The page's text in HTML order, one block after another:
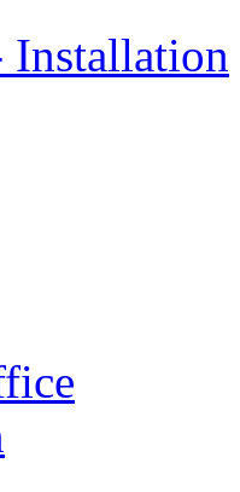
Installation